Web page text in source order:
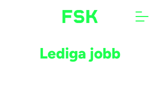
Lediga jobb